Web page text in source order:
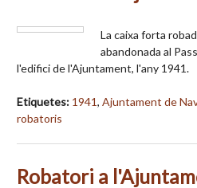
La caixa forta
abandonada al
l'edifici de l'Ajuntament, l'any 1941.
Etiquetes: 1941, Ajuntament de
robatoris
Robatori a